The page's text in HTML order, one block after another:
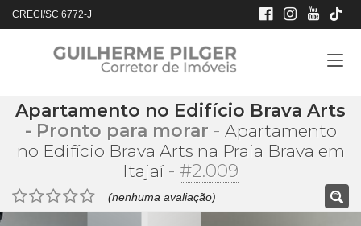
CRECI/SC 6772-J
Apartamento no Edifício Brava Arts
- Pronto para morar - Apartamento
no Edifício Brava Arts na Praia Brava em
Itajaí- #2.009
(nenhuma avaliação)